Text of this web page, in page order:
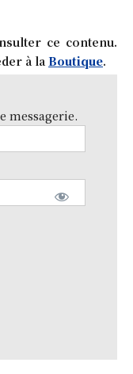
ce contenu.
à la Boutique.
messagerie.